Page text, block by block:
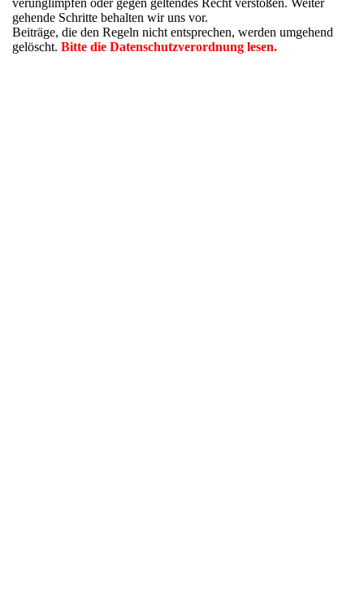
verunglimpfen oder gegen geltendes Recht verstoßen. Weiter
gehende Schritte behalten wir uns vor.
Beiträge, die den Regeln nicht entsprechen, werden umgehend
gelöscht. Bitte die Datenschutzverordnung lesen.